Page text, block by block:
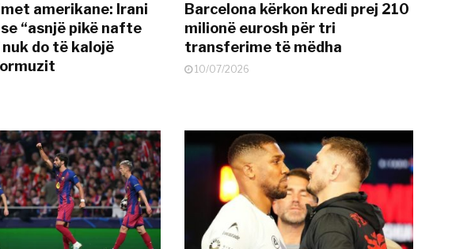
amerikane: Irani
“asnjë pikë nafte
nuk do të kalojë
Barcelona kërkon kredi prej 210
milionë eurosh për tri
transferime të mëdha
10/07/2026